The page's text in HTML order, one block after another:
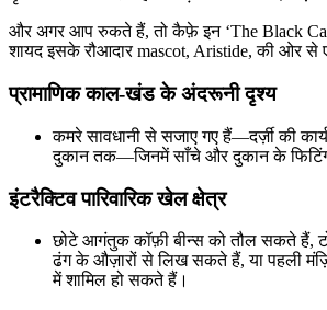
और अगर आप रुकते हैं, तो कैफ़े इन ‘The Black
शायद इसके रौआदार mascot, Aristide, की ओर से
प्रामाणिक काल-खंड के अंदरूनी दृश्य
कमरे सावधानी से सजाए गए हैं—दर्ज़ी की
दुकान तक—जिनमें साँचे और दुकान के
इंटरैक्टिव पारिवारिक खेल क्षेत्र
छोटे आगंतुक कॉफ़ी बीन्स को तौल सकते हैं,
ढंग के औज़ारों से लिख सकते हैं, या पहली
में शामिल हो सकते हैं।